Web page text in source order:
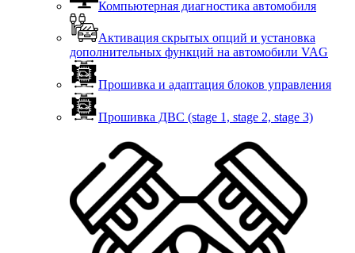
Компьютерная диагностика автомобиля
Активация скрытых опций и установка
дополнительных функций на автомобили VAG
Прошивка и адаптация блоков управления
Прошивка ДВС (stage 1, stage 2, stage 3)